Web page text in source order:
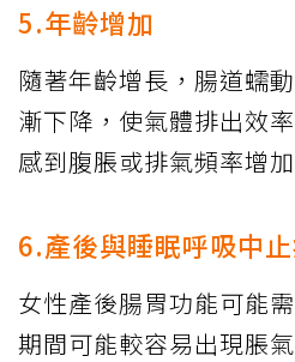
5.年齡增加
隨著年齡增長，腸道蠕
漸下降，使氣體排出效
感到腹脹或排氣頻率增加
6.產後與睡眠呼吸中
女性產後腸胃功能可能
期間可能較容易出現脹氣